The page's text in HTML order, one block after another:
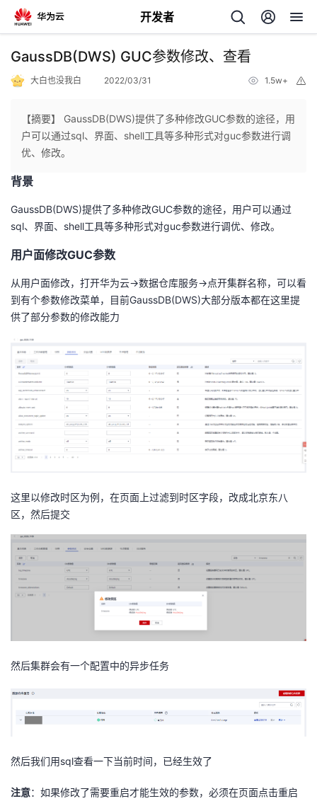
开发者
返
人
发
者
我
的
博
我
的
坛
我
圈
子
的
直
我
的
我
我
者
学
堂
支
持
我
GaussDB(DWS) GUC参数修改、查看
大白也没我白 2022/03/31 1.5w+
【摘要】 GaussDB(DWS)提供了多种修改GUC参数的途径，用
户可以通过sql、界面、shell工具等多种形式对guc参数进行调
优、修改。
背景
GaussDB(DWS)提供了多种修改GUC参数的途径，用户可以通过
sql、界面、shell工具等多种形式对guc参数进行调优、修改。
用户面修改GUC参数
从用户面修改，打开华为云->数据仓库服务->点开集群名称，可以看
到有个参数修改菜单，目前GaussDB(DWS)大部分版本都在这里提
供了部分参数的修改能力
这里以修改时区为例，在页面上过滤到时区字段，改成北京东八
区，然后提交
然后集群会有一个配置中的异步任务
然后我们用sql查看一下当前时间，已经生效了
注意：如果修改了需要重启才能生效的参数，必须在页面点击重启